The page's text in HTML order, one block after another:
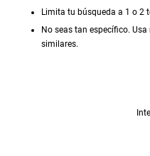
Limita tu búsqueda a 1 o 2
No seas tan específico.
similares.